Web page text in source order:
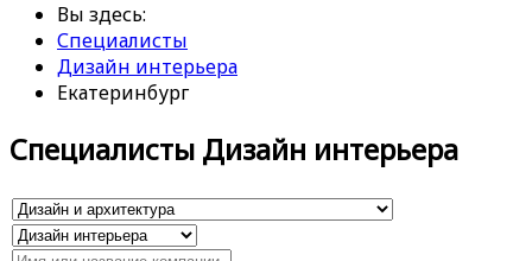
Вы здесь:
Специалисты
Дизайн интерьера
Екатеринбург
Специалисты Дизайн интерьера